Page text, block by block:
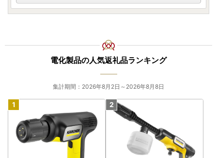
電化製品の人気返礼品ランキング
集計期間：2026年8月2日～2026年8月8日